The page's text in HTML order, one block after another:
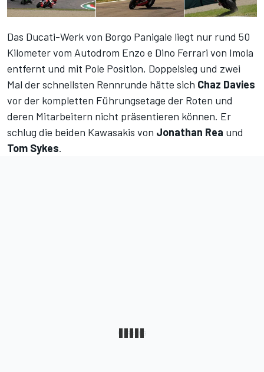
Das Ducati-Werk von Borgo Panigale liegt nur rund 50
Kilometer vom Autodrom Enzo e Dino Ferrari von Imola
entfernt und mit Pole Position, Doppelsieg und zwei
Mal der schnellsten Rennrunde hätte sich Chaz Davies
vor der kompletten Führungsetage der Roten und
deren Mitarbeitern nicht präsentieren können. Er
schlug die beiden Kawasakis von Jonathan Rea und
Tom Sykes.